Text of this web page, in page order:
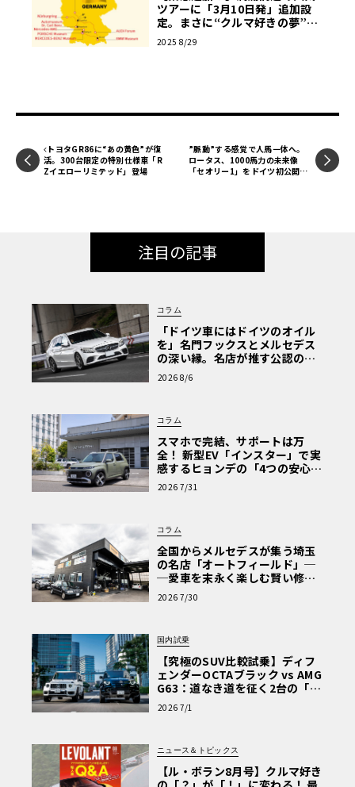
ーターが出品する各種の環境対応車両をはじめとする、新
型車両の展示および試乗会なども行われている。
ら「ディフェンダー」と「レンジローバー」の2台が出展さ
れたほか、BMWの人気SUVモデルが2台。話題のサブコン
パクトBEV「インスター」をはじめとするヒョンデの最新B
クルマだけではない、家族で楽しめるライフスタイル提
また、傘下で運営する超高級会員制サーキットクラブ「MA
は、日本では見られる機会の少ない「ポルシェ911リマイン
ドbyシンガー DLS」を展示し、会場に詰めかけたファンを
狂喜させていた。
ーのスペシャルショップ4店舗の素晴らしい商品車両たち
や、関東・甲信越一円の自動車愛好家たちが持ち込んだク
ラシック／ヤングタイマークラシックカーたちも展示。
もまちまちで、あたかも毎年2月にパシフィコ横浜にて開催
されるクラシックカー・ショー「ノスタルジック2デイズ」
の一部が晩夏の軽井沢で再現されたかのような、実に見ご
たえのある内容となっていた。
ツアーに「3月10日発」追加設
定。まさに“クルマ好きの夢”。
ニュル、AMG本社、ポルシェ博
物館…ドイツ自動車「聖地巡
2025 8/29
トヨタGR86に“あの黄色”が復
活。300台限定の特別仕様車「R
Zイエローリミテッド」登場
”脈動”する感覚で人馬一体へ。
ロータス、1000馬力の未来像
「セオリー1」をドイツ初公開【I
注目の記事
コラム
「ドイツ車にはドイツのオイル
を」名門フックスとメルセデス
の深い縁。名店が推す公認の安
心と、Cクラスで味わうシルキー
な走り〈PR〉
2026 8/6
コラム
スマホで完結、サポートは万
全！ 新型EV「インスター」で実
感するヒョンデの「4つの安心」
【第1回・ヒョンデ6つの疑問：
Why? Hyundai?】〈PR〉
2026 7/31
コラム
全国からメルセデスが集う埼玉
の名店「オートフィールド」─
─愛車を末永く楽しむ賢い修理
術と、プロがフックス製オイル
を選ぶ理由〈PR〉
2026 7/30
国内試乗
【究極のSUV比較試乗】ディフ
ェンダーOCTAブラック vs AMG
G63：道なき道を征く2台の「対
極的アプローチ」
2026 7/1
ニュース＆トピックス
【ル・ボラン8月号】クルマ好き